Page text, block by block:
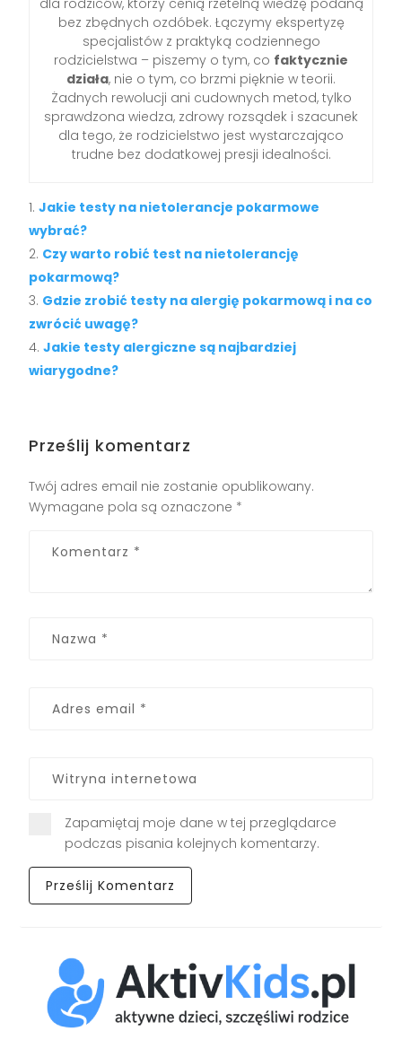
dla rodziców, którzy cenią rzetelną wiedzę podaną
bez zbędnych ozdóbek. Łączymy ekspertyzę
specjalistów z praktyką codziennego
rodzicielstwa – piszemy o tym, co faktycznie
działa, nie o tym, co brzmi pięknie w teorii.
Żadnych rewolucji ani cudownych metod, tylko
sprawdzona wiedza, zdrowy rozsądek i szacunek
dla tego, że rodzicielstwo jest wystarczająco
trudne bez dodatkowej presji idealności.
Jakie testy na nietolerancje pokarmowe
wybrać?
Czy warto robić test na nietolerancję
pokarmową?
Gdzie zrobić testy na alergię pokarmową i na co
zwrócić uwagę?
Jakie testy alergiczne są najbardziej
wiarygodne?
Prześlij komentarz
Twój adres email nie zostanie opublikowany.
Wymagane pola są oznaczone *
Zapamiętaj moje dane w tej przeglądarce
podczas pisania kolejnych komentarzy.